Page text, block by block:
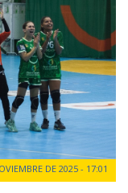
DE 2025 - 17:01